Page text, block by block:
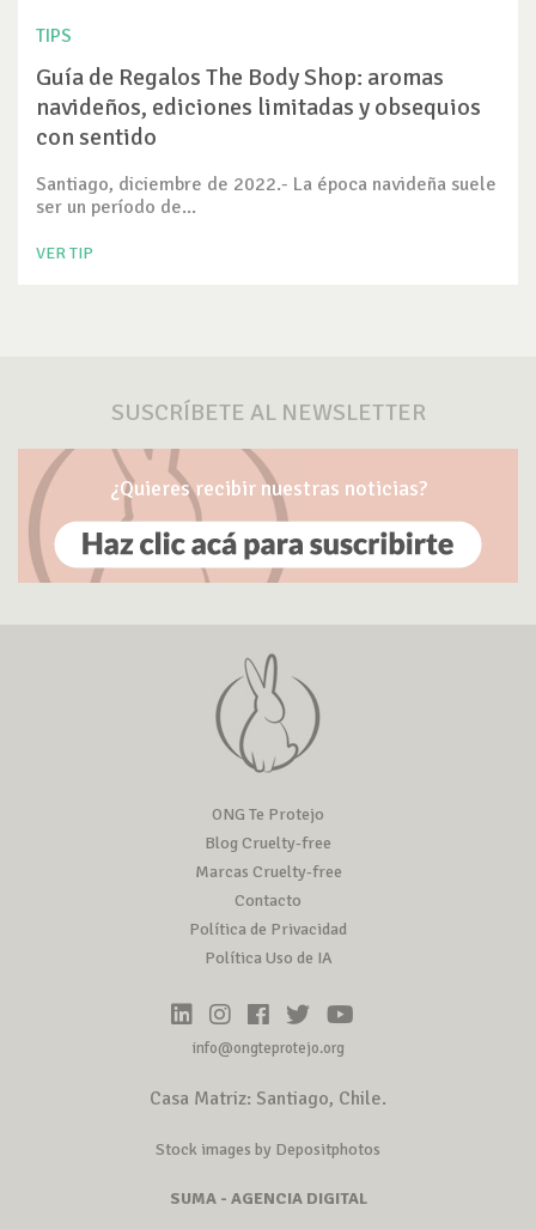
TIPS
Guía de Regalos The Body Shop: aromas
navideños, ediciones limitadas y obsequios
con sentido
Santiago, diciembre de 2022.- La época navideña suele
ser un período de...
VER TIP
SUSCRÍBETE AL NEWSLETTER
¿Quieres recibir nuestras noticias?
ONG Te Protejo
Blog Cruelty-free
Marcas Cruelty-free
Contacto
Política de Privacidad
Política Uso de IA
info@ongteprotejo.org
Casa Matriz: Santiago, Chile.
Stock images by Depositphotos
SUMA - AGENCIA DIGITAL